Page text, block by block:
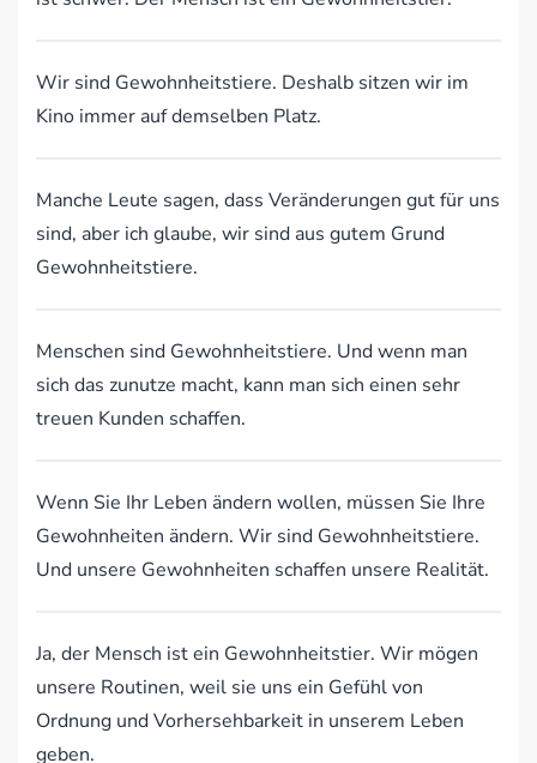
Wir sind Gewohnheitstiere. Deshalb sitzen wir im
Kino immer auf demselben Platz.
Manche Leute sagen, dass Veränderungen gut für uns
sind, aber ich glaube, wir sind aus gutem Grund
Gewohnheitstiere.
Menschen sind Gewohnheitstiere. Und wenn man
sich das zunutze macht, kann man sich einen sehr
treuen Kunden schaffen.
Wenn Sie Ihr Leben ändern wollen, müssen Sie Ihre
Gewohnheiten ändern. Wir sind Gewohnheitstiere.
Und unsere Gewohnheiten schaffen unsere Realität.
Ja, der Mensch ist ein Gewohnheitstier. Wir mögen
unsere Routinen, weil sie uns ein Gefühl von
Ordnung und Vorhersehbarkeit in unserem Leben
geben.